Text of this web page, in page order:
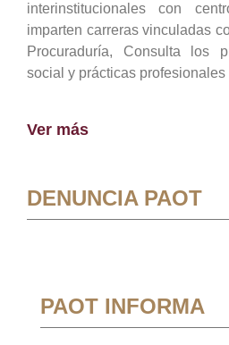
interinstitucionales con
imparten carreras vinculadas
Procuraduría, Consulta los
social y prácticas profesionales
Ver más
DENUNCIA PAOT
PAOT INFORMA